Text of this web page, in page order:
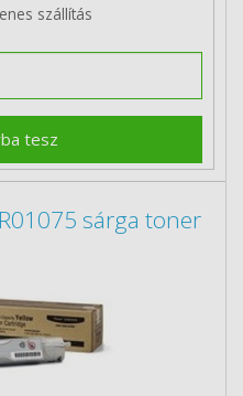
szállítás
tesz
sárga toner